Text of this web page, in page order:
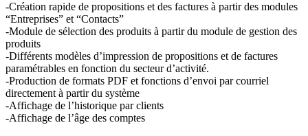
-Création rapide de propositions et des factures à partir des modules
“Entreprises” et “Contacts”
-Module de sélection des produits à partir du module de gestion des
produits
-Différents modèles d’impression de propositions et de factures
paramétrables en fonction du secteur d’activité.
-Production de formats PDF et fonctions d’envoi par courriel
directement à partir du système
-Affichage de l’historique par clients
-Affichage de l’âge des comptes